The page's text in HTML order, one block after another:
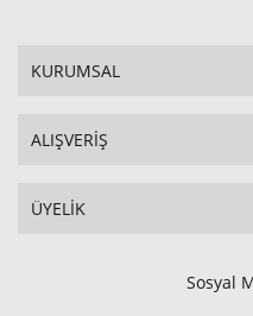
KURUMSAL
ALIŞVERİŞ
ÜYELİK
Sosyal